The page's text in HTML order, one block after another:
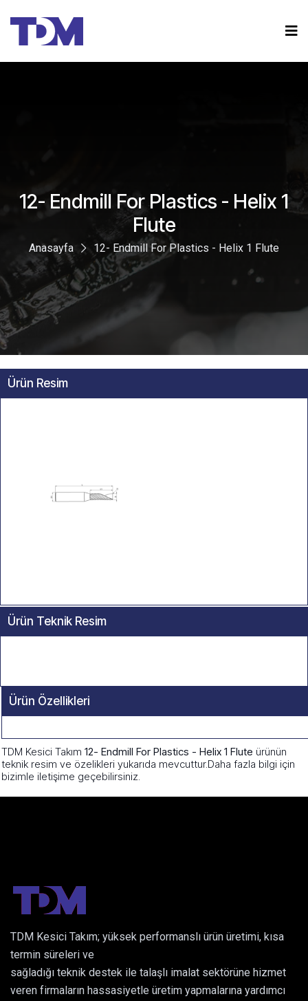
12- Endmill For Plastics - Helix 1
Flute
Anasayfa 12- Endmill For Plastics - Helix 1 Flute
Ürün Resim
Ürün Teknik Resim
Ürün Özellikleri
TDM Kesici Takım 12- Endmill For Plastics - Helix 1 Flute ürünün
teknik resim ve özelikleri yukarıda mevcuttur.Daha fazla bilgi için
bizimle iletişime geçebilirsiniz.
TDM Kesici Takım; yüksek performanslı ürün üretimi, kısa
termin süreleri ve
sağladığı teknik destek ile talaşlı imalat sektörüne hizmet
veren firmaların hassasiyetle üretim yapmalarına yardımcı